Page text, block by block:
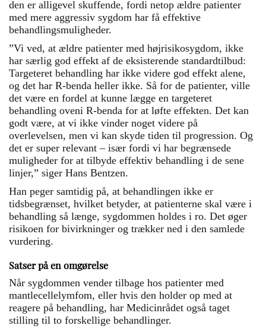
den er alligevel skuffende, fordi netop ældre patienter
med mere aggressiv sygdom har få effektive
behandlingsmuligheder.
”Vi ved, at ældre patienter med højrisikosygdom, ikke
har særlig god effekt af de eksisterende standardtilbud:
Targeteret behandling har ikke videre god effekt alene,
og det har R-benda heller ikke. Så for de patienter, ville
det være en fordel at kunne lægge en targeteret
behandling oveni R-benda for at løfte effekten. Det kan
godt være, at vi ikke vinder noget videre på
overlevelsen, men vi kan skyde tiden til progression. Og
det er super relevant – især fordi vi har begrænsede
muligheder for at tilbyde effektiv behandling i de sene
linjer,” siger Hans Bentzen.
Han peger samtidig på, at behandlingen ikke er
tidsbegrænset, hvilket betyder, at patienterne skal være i
behandling så længe, sygdommen holdes i ro. Det øger
risikoen for bivirkninger og trækker ned i den samlede
vurdering.
Satser på en omgørelse
Når sygdommen vender tilbage hos patienter med
mantlecellelymfom, eller hvis den holder op med at
reagere på behandling, har Medicinrådet også taget
stilling til to forskellige behandlinger.